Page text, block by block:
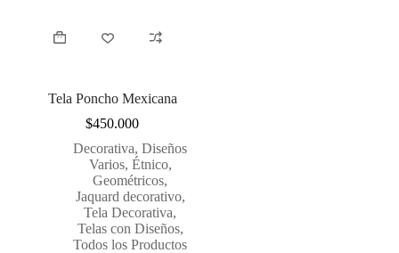
Tela Poncho Mexicana
$450.000
Decorativa,Diseños
Varios, Étnico,
Geométricos,
Jaquard decorativo,
Tela Decorativa,
Telas con Diseños,
Todos los Productos